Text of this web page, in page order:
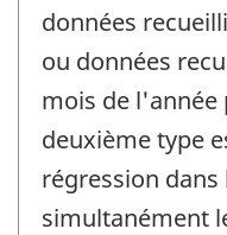
données
ou données
mois de l'année
deuxième type
régression
simultanément